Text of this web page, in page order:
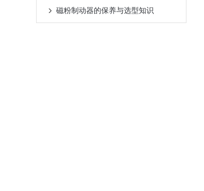
磁粉制动器的保养与选型知识